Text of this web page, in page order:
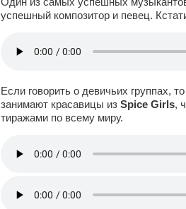
успешный композитор и певец.
Если говорить о девичьих группах,
занимают красавицы из Spice Girls,
тиражами по всему миру.